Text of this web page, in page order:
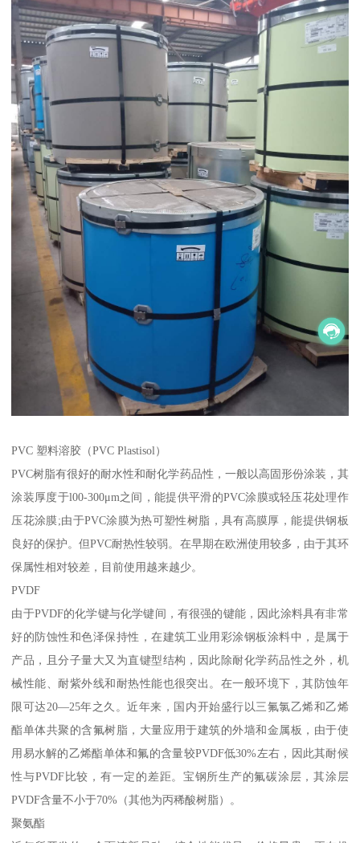
PVC 塑料溶胶（PVC Plastisol）
PVC树脂有很好的耐水性和耐化学药品性，一般以高固形份涂装，其
涂装厚度于l00-300μm之间，能提供平滑的PVC涂膜或轻压花处理作
压花涂膜;由于PVC涂膜为热可塑性树脂，具有高膜厚，能提供钢板
良好的保护。但PVC耐热性较弱。在早期在欧洲使用较多，由于其环
保属性相对较差，目前使用越来越少。
PVDF
由于PVDF的化学键与化学键间，有很强的键能，因此涂料具有非常
好的防蚀性和色泽保持性，在建筑工业用彩涂钢板涂料中，是属于
产品，且分子量大又为直键型结构，因此除耐化学药品性之外，机
械性能、耐紫外线和耐热性能也很突出。在一般环境下，其防蚀年
限可达20—25年之久。近年来，国内开始盛行以三氟氯乙烯和乙烯
酯单体共聚的含氟树脂，大量应用于建筑的外墙和金属板，由于使
用易水解的乙烯酯单体和氟的含量较PVDF低30%左右，因此其耐候
性与PVDF比较，有一定的差距。宝钢所生产的氟碳涂层，其涂层
PVDF含量不小于70%（其他为丙稀酸树脂）。
聚氨酯